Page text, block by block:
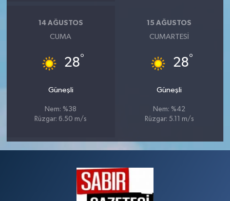
14 AĞUSTOS
CUMA
28°
Güneşli
Nem: %38
Rüzgar: 6.50 m/s
15 AĞUSTOS
CUMARTESI
28°
Güneşli
Nem: %42
Rüzgar: 5.11 m/s